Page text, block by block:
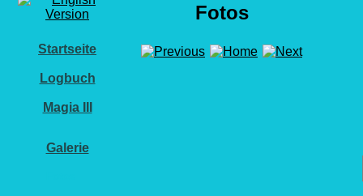
Startseite
Logbuch
Magia III
Galerie
Fotos